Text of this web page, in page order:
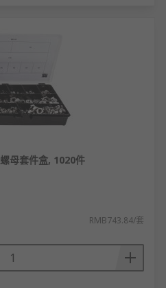
速箱等高振动部位使用
采用密封垫圈防止介质
保护涂层不被螺母刮
低洗衣机、空调等设备
于反应釜、管道的密
母套件盒, 1020件
RMB743.84/套